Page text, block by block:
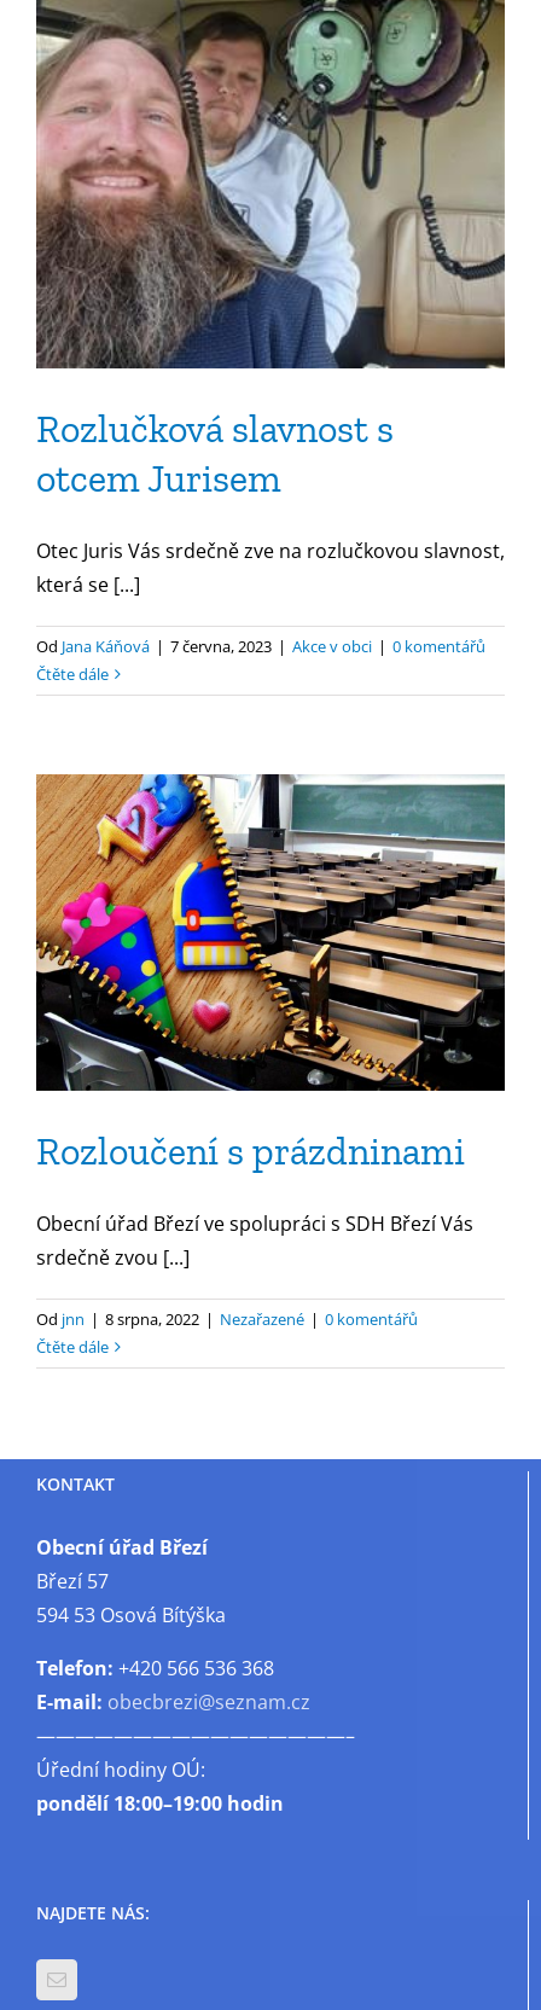
Rozlučková slavnost s
otcem Jurisem
Otec Juris Vás srdečně zve na rozlučkovou slavnost,
která se [...]
Od Jana Káňová | 7 června, 2023 | Akce v obci | 0 komentářů
Čtěte dále
Rozloučení s prázdninami
Obecní úřad Březí ve spolupráci s SDH Březí Vás
srdečně zvou [...]
Od jnn | 8 srpna, 2022 | Nezařazené | 0 komentářů
Čtěte dále
KONTAKT
Obecní úřad Březí
Březí 57
594 53 Osová Bítýška
Telefon: +420 566 536 368
E-mail: obecbrezi@seznam.cz
————————————————–
Úřední hodiny OÚ:
pondělí18:00–19:00 hodin
NAJDETE NÁS: